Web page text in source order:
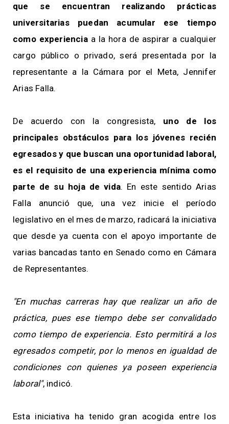
que se encuentran realizando prácticas
universitarias puedan acumular ese tiempo
como experienciaa la hora de aspirar a cualquier
cargo público o privado, será presentada por la
representante a la Cámara por el Meta, Jennifer
Arias Falla.
De acuerdo con la congresista, uno de los
principales obstáculos para los jóvenes recién
egresados y que buscan una oportunidad laboral,
es el requisito de una experiencia mínima como
parte de su hoja de vida. En este sentido Arias
Falla anunció que, una vez inicie el período
legislativo en el mes de marzo, radicará la iniciativa
que desde ya cuenta con el apoyo importante de
varias bancadas tanto en Senado como en Cámara
de Representantes.
"En muchas carreras hay que realizar un año de
práctica, pues ese tiempo debe ser convalidado
como tiempo de experiencia. Esto permitirá a los
egresados competir, por lo menos en igualdad de
condiciones con quienes ya poseen experiencia
laboral", indicó.
Esta iniciativa ha tenido gran acogida entre los